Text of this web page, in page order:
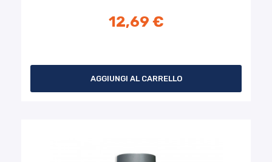
12,69 €
AGGIUNGI AL CARRELLO